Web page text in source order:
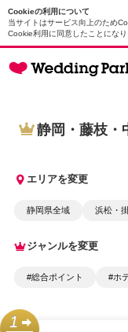
Cookieの利用について
当サイトはサービス向上のため
Cookie利用に同意したことになり
静岡・藤枝・
エリアを変更
静岡県全域 浜松・
ジャンルを変更
#総合ポイント #ホ
1